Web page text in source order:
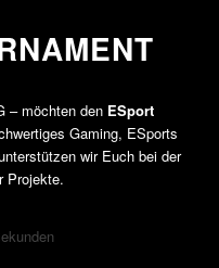
– möchten den ESport
Gaming, ESports
wir Euch bei der
Projekte.